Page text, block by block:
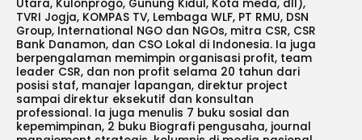
Utara, Kulonprogo, Gunung Kidul, Kota meda, dll),
TVRI Jogja, KOMPAS TV, Lembaga WLF, PT RMU, DSN
Group, International NGO dan NGOs, mitra CSR, CSR
Bank Danamon, dan CSO Lokal di Indonesia. Ia juga
berpengalaman memimpin organisasi profit, team
leader CSR, dan non profit selama 20 tahun dari
posisi staf, manajer lapangan, direktur project
sampai direktur eksekutif dan konsultan
professional. Ia juga menulis 7 buku sosial dan
kepemimpinan, 2 buku Biografi pengusaha, journal